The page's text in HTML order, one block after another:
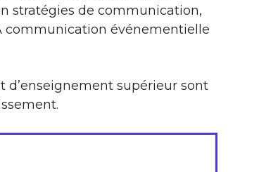
stratégies de communication,
communication événementielle
d’enseignement supérieur sont